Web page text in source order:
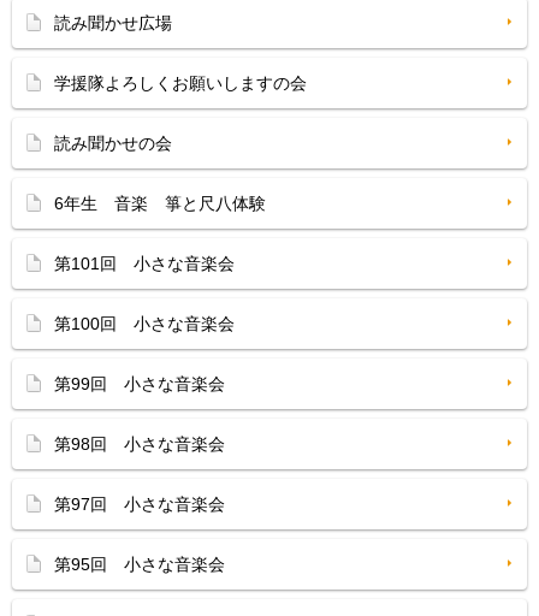
読み聞かせ広場
学援隊よろしくお願いしますの会
読み聞かせの会
6年生 音楽 箏と尺八体験
第101回 小さな音楽会
第100回 小さな音楽会
第99回 小さな音楽会
第98回 小さな音楽会
第97回 小さな音楽会
第95回 小さな音楽会